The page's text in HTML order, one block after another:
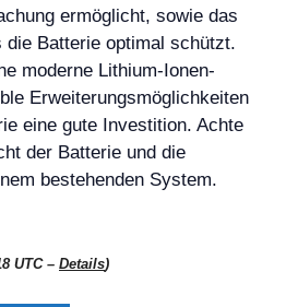
ermöglicht, sowie das
die Batterie optimal schützt.
moderne Lithium-Ionen-
Erweiterungsmöglichkeiten
eine gute Investition. Achte
der Batterie und die
bestehenden System.
UTC – Details)